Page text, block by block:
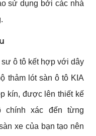
sử dụng bởi các nhà
ô tô kết hợp với dây
thảm lót sàn ô tô KIA
kín, được lên thiết kế
xác đến từng
xe của bạn tạo nên